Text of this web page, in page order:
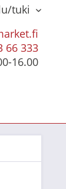
tuki
66 333
16.00